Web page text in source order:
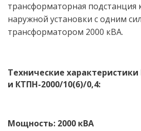
трансформаторная подстанция
наружной установки с одним
трансформатором 2000 кВА.
Технические
и КТПН-2000/10(6)/0,4:
Мощность: 2000 кВА